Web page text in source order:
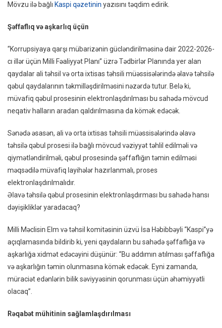
Mövzu ilə bağlı Kaspi qəzetinin yazısını təqdim edirik.
Şəffaflıq və aşkarlıq üçün
“Korrupsiyaya qarşı mübarizənin gücləndirilməsinə dair 2022-2026-
cı illər üçün Milli Fəaliyyət Planı” üzrə Tədbirlər Planında yer alan
qaydalar ali təhsil və orta ixtisas təhsili müəssisələrində əlavə təhsilə
qəbul qaydalarının təkmilləşdirilməsini nəzərdə tutur. Belə ki,
müvafiq qəbul prosesinin elektronlaşdırılması bu sahədə mövcud
neqativ halların aradan qaldırılmasına da kömək edəcək.
Sənədə əsasən, ali və orta ixtisas təhsili müəssisələrində əlavə
təhsilə qəbul prosesi ilə bağlı mövcud vəziyyət təhlil edilməli və
qiymətləndirilməli, qəbul prosesində şəffaflığın təmin edilməsi
məqsədilə müvafiq layihələr hazırlanmalı, proses
elektronlaşdırılmalıdır.
Əlavə təhsilə qəbul prosesinin elektronlaşdırması bu sahədə hansı
dəyişikliklər yaradacaq?
Milli Məclisin Elm və təhsil komitəsinin üzvü İsa Həbibbəyli “Kaspi”yə
açıqlamasında bildirib ki, yeni qaydaların bu sahədə şəffaflığa və
aşkarlığa xidmət edəcəyini düşünür: “Bu addımın atılması şəffaflığa
və aşkarlığın təmin olunmasına kömək edəcək. Eyni zamanda,
müraciət edənlərin bilik səviyyəsinin qorunması üçün əhəmiyyətli
olacaq”.
Rəqabət mühitinin sağlamlaşdırılması